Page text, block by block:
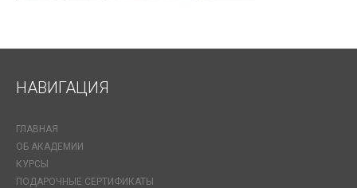
НАВИГАЦИЯ
ГЛАВНАЯ
ОБ АКАДЕМИИ
КУРСЫ
ПОДАРОЧНЫЕ СЕРТИФИКАТЫ